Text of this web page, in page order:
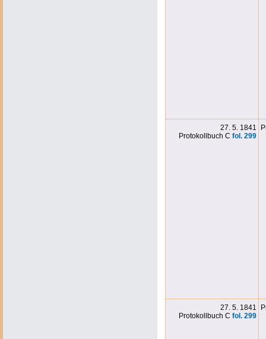
27. 5. 1841
Protokollbuch C fol. 299
27. 5. 1841
Protokollbuch C fol. 299